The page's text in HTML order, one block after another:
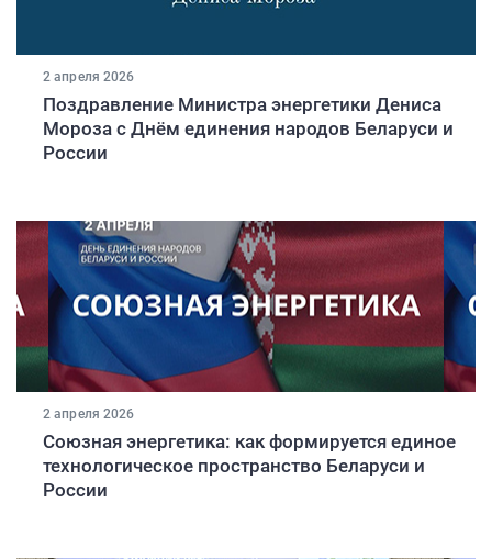
2 апреля 2026
Поздравление Министра энергетики Дениса
Мороза c Днём единения народов Беларуси и
России
2 апреля 2026
Союзная энергетика: как формируется единое
технологическое пространство Беларуси и
России